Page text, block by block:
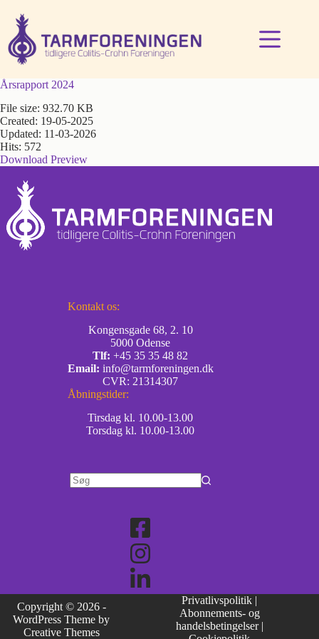
indhold
Årsrapport 2024
File size: 932.70 KB
Created: 19-05-2025
Updated: 11-03-2026
Hits: 572
Download Preview
Kontakt os:
Kongensgade 68, 2. 10
5000 Odense
Tlf: +45 35 35 48 82
Email: info@tarmforeningen.dk
CVR: 21314307
Åbningstider:
Tirsdag kl. 10.00-13.00
Torsdag kl. 10.00-13.00
Copyright © 2026 -
WordPress Theme by
Creative Themes
Privatlivspolitik |
Abonnements- og
handelsbetingelser |